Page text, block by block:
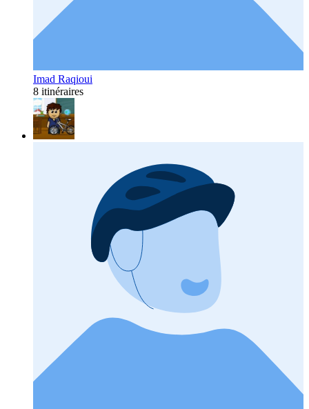
Imad Raqioui
8 itinéraires